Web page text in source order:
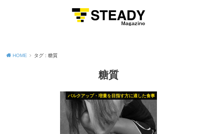
HOME タグ : 糖質
糖質
バルクアップ・増量を目指す方に適した食事